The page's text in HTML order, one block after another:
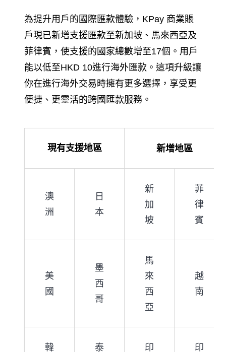
為提升用戶的國際匯款體驗，KPay 商業賬
戶現已新增支援匯款至新加坡、馬來西亞及
菲律賓，使支援的國家總數增至17個。用戶
能以低至HKD 10進行海外匯款。這項升級讓
你在進行海外交易時擁有更多選擇，享受更
便捷、更靈活的跨國匯款服務。
現有支援地區 新增地區
澳
洲
日
本
新
加
坡
菲
律
賓
美
國
墨
西
哥
馬
來
西
亞
越
南
韓 泰 印 印